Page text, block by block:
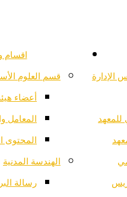
الإدارة
للمعهد
اقسام
قسم العلوم
أعضاء
المعامل
المحتوى
الهندسة المدنية
رسالة